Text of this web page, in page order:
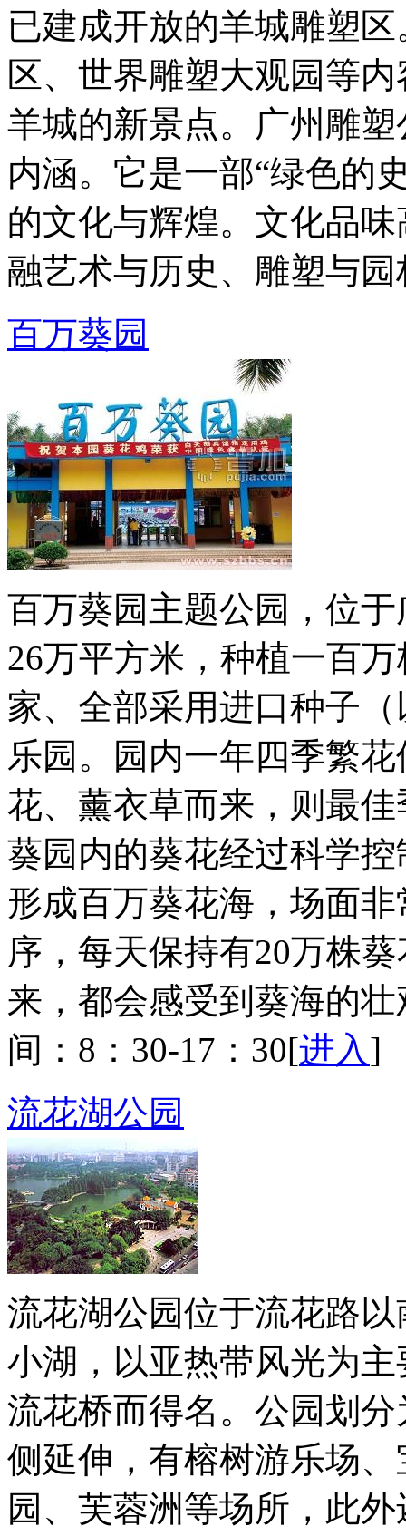
已建成开放的羊城雕塑
区、世界雕塑大观园等
羊城的新景点。广州雕
内涵。它是一部“绿色的
的文化与辉煌。文化品
融艺术与历史、雕塑与
百万葵园
百万葵园主题公园，位
26万平方米，种植一百
家、全部采用进口种子
乐园。园内一年四季繁
花、薰衣草而来，则最
葵园内的葵花经过科学
形成百万葵花海，场面
序，每天保持有20万株
来，都会感受到葵海的
间：8：30-17：30[进入]
流花湖公园
流花湖公园位于流花路
小湖，以亚热带风光为
流花桥而得名。公园划
侧延伸，有榕树游乐场
园、芙蓉洲等场所，此